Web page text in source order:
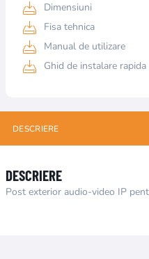
Dimensiuni
Fisa tehnica
Manual de utilizare
Ghid de instalare rapida
DESCRIERE
DESCRIERE
Post exterior audio-video IP